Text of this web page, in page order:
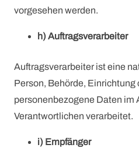
vorgesehen werden.
h) Auftragsverarbeiter
Auftragsverarbeiter ist eine
Person, Behörde, Einrichtung
personenbezogene Daten im
Verantwortlichen verarbeitet.
i) Empfänger